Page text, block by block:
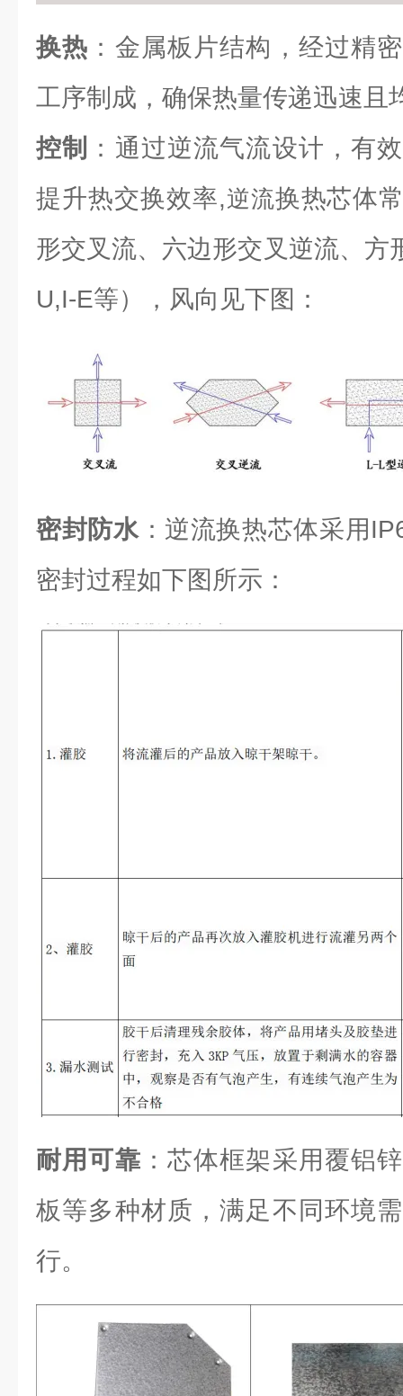
换热 ：金属板片结构，经过精
工序制成，确保热量传递迅速且
控制
：通过逆流气流设计，有
提升热交换效率,逆流换热芯体
形交叉流、六边形交叉逆流、方
U,I-E等），风向见下图：
密封防水：逆流换热芯体采用
密封过程如下图所示：
耐用可靠 ：芯体框架采用覆铝
板等多种材质，满足不同环境
行。